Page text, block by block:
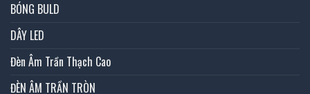
BÓNG BULD
DÂY LED
Đèn Âm Trần Thạch Cao
ĐÈN ÂM TRẦN TRÒN